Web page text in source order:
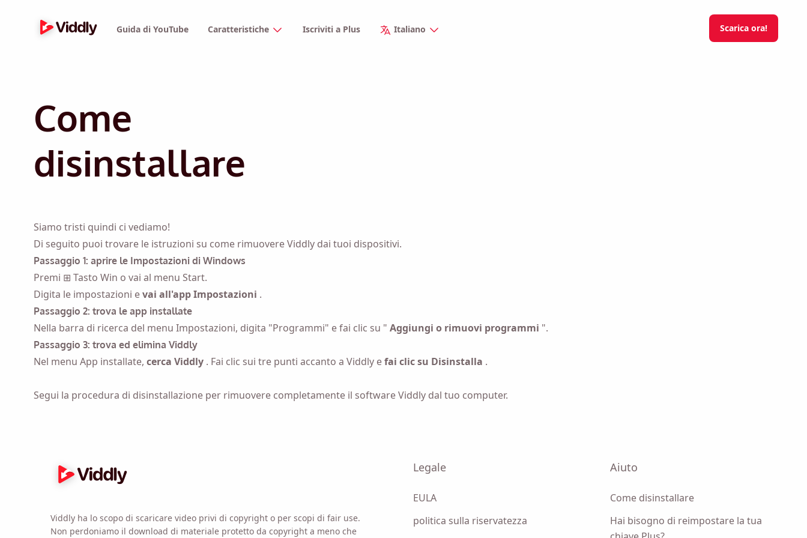
Guida di YouTube Caratteristiche Iscriviti a Plus Italiano Scarica ora!
Come
disinstallare
Siamo tristi quindi ci vediamo!
Di seguito puoi trovare le istruzioni su come rimuovere Viddly dai tuoi dispositivi.
Passaggio 1: aprire le Impostazioni di Windows
Premi ⊞ Tasto Win o vai al menu Start.
Digita le impostazioni evai all'app Impostazioni .
Passaggio 2: trova le app installate
Nella barra di ricerca del menu Impostazioni, digita "Programmi" e fai clic su " Aggiungi o rimuovi programmi ".
Passaggio 3: trova ed elimina Viddly
Nel menu App installate, cerca Viddly . Fai clic sui tre punti accanto a Viddly efai clic su Disinstalla .
Segui la procedura di disinstallazione per rimuovere completamente il software Viddly dal tuo computer.
Viddly ha lo scopo di scaricare video privi di copyright o per scopi di fair use.
Non perdoniamo il download di materiale protetto da copyright a meno che
Legale
EULA
politica sulla riservatezza
Aiuto
Come disinstallare
Hai bisogno di reimpostare la tua
Name
Inviare